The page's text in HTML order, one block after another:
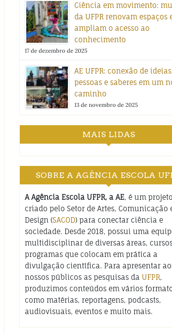
Ciência em movimento:
da UFPR renovam espaços
ampliam o acesso ao
conhecimento
17 de dezembro de 2025
AE UFPR: conexão de
pessoas e saberes em um
caminho
13 de novembro de 2025
MAIS LIDAS
SOBRE A AGÊNCIA ESCOLA
A Agência Escola UFPR, a AE, é um projeto
criado pelo Setor de Artes, Comunicação
Design (SACOD) para conectar ciência e
sociedade. Desde 2018, possui uma
multidisciplinar de diversas áreas,
programas que colocam em prática a
divulgação científica. Para apresentar
nossos públicos as pesquisas da UFPR,
produzimos conteúdos em vários
como matérias, reportagens, podcasts,
audiovisuais, eventos e muito mais.